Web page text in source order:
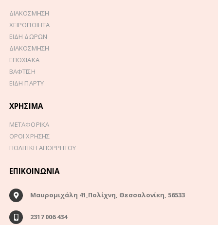
ΔΙΑΚΟΣΜΗΣΗ
ΧΕΙΡΟΠΟΙΗΤΑ
ΕΙΔΗ ΔΩΡΩΝ
ΔΙΑΚΟΣΜΗΣΗ
ΕΠΟΧΙΑΚΑ
ΒΑΦΤΙΣΗ
ΕΙΔΗ ΠΑΡΤΥ
ΧΡΉΣΙΜΑ
ΜΕΤΑΦΟΡΙΚΑ
ΟΡΟΙ ΧΡΗΣΗΣ
ΠΟΛΙΤΙΚΗ ΑΠΟΡΡΗΤΟΥ
ΕΠΙΚΟΙΝΩΝΊΑ
Μαυρομιχάλη 41,Πολίχνη, Θεσσαλονίκη, 56533
2317 006 434